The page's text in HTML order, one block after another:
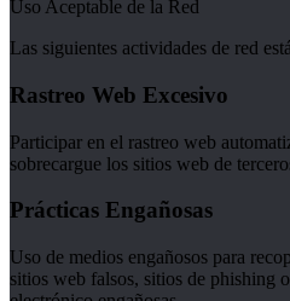
Uso Aceptable de la Red
Las siguientes actividades de red
Rastreo Web Excesivo
Participar en el rastreo web
sobrecargue los sitios web de
Prácticas Engañosas
Uso de medios engañosos para
sitios web falsos, sitios de phishing